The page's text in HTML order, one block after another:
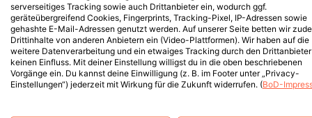
serverseitiges Tracking sowie auch Drittanbieter ein, wodurch ggf.
geräteübergreifend Cookies, Fingerprints, Tracking-Pixel, IP-Adressen sowie
gehashte E-Mail-Adressen genutzt werden. Auf unserer Seite betten wir
Drittinhalte von anderen Anbietern ein (Video-Plattformen). Wir haben auf die
weitere Datenverarbeitung und ein etwaiges Tracking durch den Drittanbieter
keinen Einfluss. Mit deiner Einstellung willigst du in die oben beschriebenen
Vorgänge ein. Du kannst deine Einwilligung (z. B. im Footer unter „Privacy-
Einstellungen“) jederzeit mit Wirkung für die Zukunft widerrufen. (BoD-